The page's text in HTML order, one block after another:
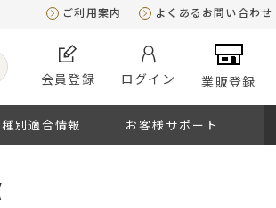
ご利用案内 よくあるお問い合わせ
会員登録 ログイン 業販登録
別適合情報 お客様サポート